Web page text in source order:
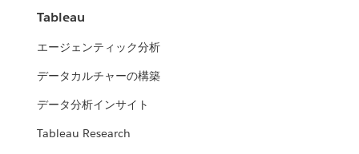
Tableau
エージェンティック分析
データカルチャーの構築
データ分析インサイト
Tableau Research